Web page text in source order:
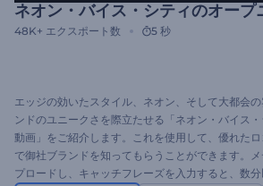
ネオン・バイス・シティのオープ
48K+ エクスポート数 5 秒
エッジの効いたスタイル、ネオン、そして大都会
ンドのユニークさを際立たせる「ネオン・バイス
動画」をご紹介します。これを使用して、優れた
で御社ブランドを知ってもらうことができます。
プロードし、キャッチフレーズを入力すると、数